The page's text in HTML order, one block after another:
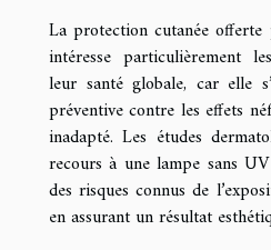
La protection cutanée offerte
intéresse particulièrement
leur santé globale, car elle
préventive contre les effets
inadapté. Les études
recours à une lampe sans
des risques connus de
en assurant un résultat